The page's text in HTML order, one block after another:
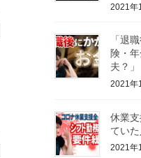
2021年
「退
険・
夫？」
2021年
休業
ていた
2021年